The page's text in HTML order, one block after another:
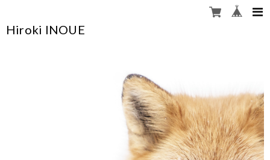
Hiroki INOUE